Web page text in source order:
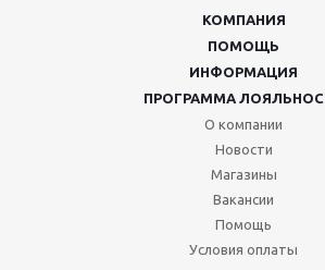
КОМПАНИЯ
ПОМОЩЬ
ИНФОРМАЦИЯ
ПРОГРАММА
О компании
Новости
Магазины
Вакансии
Помощь
Условия оплаты